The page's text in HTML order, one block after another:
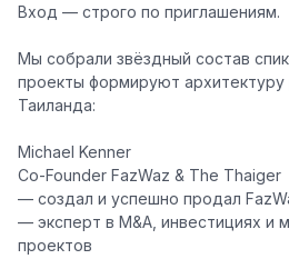
Вход — строго по приглашениям.
Мы собрали звёздный состав
проекты формируют
Таиланда:
Michael Kenner
Co-Founder FazWaz & The Thaiger
— создал и успешно продал
— эксперт в M&A, инвестициях и
проектов